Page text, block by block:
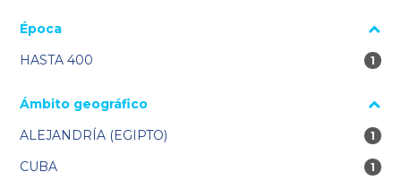
Época
HASTA 400
1
1
Ámbito geográfico
ALEJANDRÍA (EGIPTO)
1
1
CUBA 1
1